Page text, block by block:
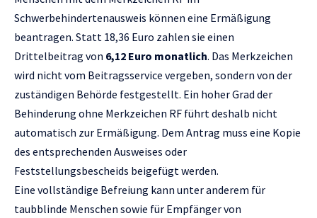
Schwerbehindertenausweis können eine Ermäßigung
beantragen. Statt 18,36 Euro zahlen sie einen
Drittelbeitrag von 6,12 Euro monatlich. Das Merkzeichen
wird nicht vom Beitragsservice vergeben, sondern von der
zuständigen Behörde festgestellt. Ein hoher Grad der
Behinderung ohne Merkzeichen RF führt deshalb nicht
automatisch zur Ermäßigung. Dem Antrag muss eine Kopie
des entsprechenden Ausweises oder
Feststellungsbescheids beigefügt werden.
Eine vollständige Befreiung kann unter anderem für
taubblinde Menschen sowie für Empfänger von